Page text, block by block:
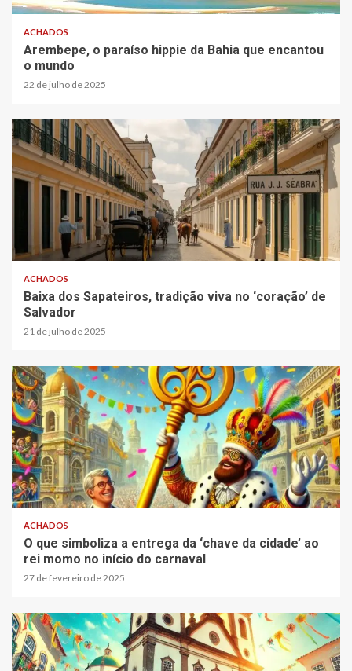
ACHADOS
Arembepe, o paraíso hippie da Bahia que encantou
o mundo
22 de julho de 2025
ACHADOS
Baixa dos Sapateiros, tradição viva no ‘coração’ de
Salvador
21 de julho de 2025
ACHADOS
O que simboliza a entrega da ‘chave da cidade’ ao
rei momo no início do carnaval
27 de fevereiro de 2025